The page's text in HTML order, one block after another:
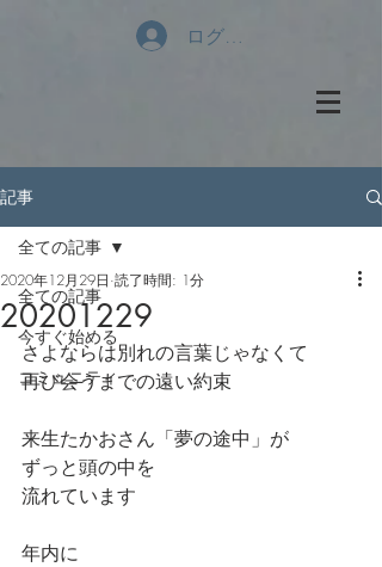
ログイン
記事
全ての記事
今すぐ始める
コミュニティ
全ての記事
20201229
2020年12月29日 読了時間: 1分
さよならは別れの言葉じゃなくて
再び会うまでの遠い約束
来生たかおさん「夢の途中」が
ずっと頭の中を
流れています
年内に